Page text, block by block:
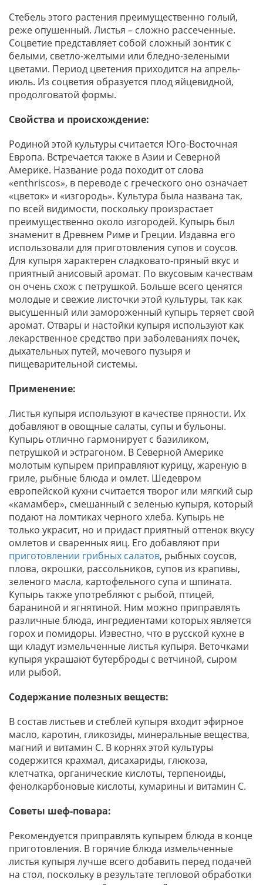
Стебель этого растения преимущественно голый,
реже опушенный. Листья – сложно рассеченные.
Соцветие представляет собой сложный зонтик с
белыми, светло-желтыми или бледно-зелеными
цветами. Период цветения приходится на апрель-
июль. Из соцветия образуется плод яйцевидной,
продолговатой формы.
Свойства и происхождение:
Родиной этой культуры считается Юго-Восточная
Европа. Встречается также в Азии и Северной
Америке. Название рода походит от слова
«enthriscos», в переводе с греческого оно означает
«цветок» и «изгородь». Культура была названа так,
по всей видимости, поскольку произрастает
преимущественно около изгородей. Купырь был
знаменит в Древнем Риме и Греции. Издавна его
использовали для приготовления супов и соусов.
Для купыря характерен сладковато-пряный вкус и
приятный анисовый аромат. По вкусовым качествам
он очень схож с петрушкой. Больше всего ценятся
молодые и свежие листочки этой культуры, так как
высушенный или замороженный купырь теряет свой
аромат. Отвары и настойки купыря используют как
лекарственное средство при заболеваниях почек,
дыхательных путей, мочевого пузыря и
пищеварительной системы.
Применение:
Листья купыря используют в качестве пряности. Их
добавляют в овощные салаты, супы и бульоны.
Купырь отлично гармонирует с базиликом,
петрушкой и эстрагоном. В Северной Америке
молотым купырем приправляют курицу, жареную в
гриле, рыбные блюда и омлет. Шедевром
европейской кухни считается творог или мягкий сыр
«камамбер», смешанный с зеленью купыря, который
подают на ломтиках черного хлеба. Купырь не
только украсит, но и придаст приятный оттенок вкусу
омлетов и сваренных яиц. Его добавляют при
приготовлении грибных салатов, рыбных соусов,
плова, окрошки, рассольников, супов из крапивы,
зеленого масла, картофельного супа и шпината.
Купырь также употребляют с рыбой, птицей,
бараниной и ягнятиной. Ним можно приправлять
различные блюда, ингредиентами которых является
горох и помидоры. Известно, что в русской кухне в
щи кладут измельченные листья купыря. Веточками
купыря украшают бутерброды с ветчиной, сыром
или рыбой.
Содержание полезных веществ:
В состав листьев и стеблей купыря входит эфирное
масло, каротин, гликозиды, минеральные вещества,
магний и витамин С. В корнях этой культуры
содержится крахмал, дисахариды, глюкоза,
клетчатка, органические кислоты, терпеноиды,
фенолкарбоновые кислоты, кумарины и витамин С.
Советы шеф-повара:
Рекомендуется приправлять купырем блюда в конце
приготовления. В горячие блюда измельченные
листья купыря лучше всего добавить перед подачей
на стол, поскольку в результате тепловой обработки